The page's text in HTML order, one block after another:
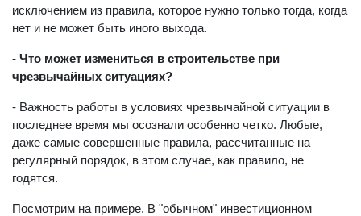
количество кратно, сделав механизм СТУ действительно
исключением из правила, которое нужно только тогда, когда
- Что может измениться в строительстве при
- Важность работы в условиях чрезвычайной ситуации в
последнее время мы осознали особенно четко. Любые,
даже самые совершенные правила, рассчитанные на
регулярный порядок, в этом случае, как правило, не